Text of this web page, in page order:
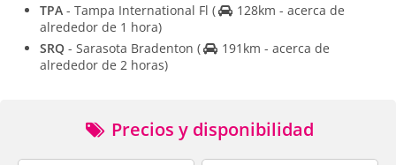
TPA - Tampa International Fl (
128km - acerca de
alrededor de 1 hora)
SRQ - Sarasota Bradenton (
191km - acerca de
alrededor de 2 horas)
Precios y disponibilidad